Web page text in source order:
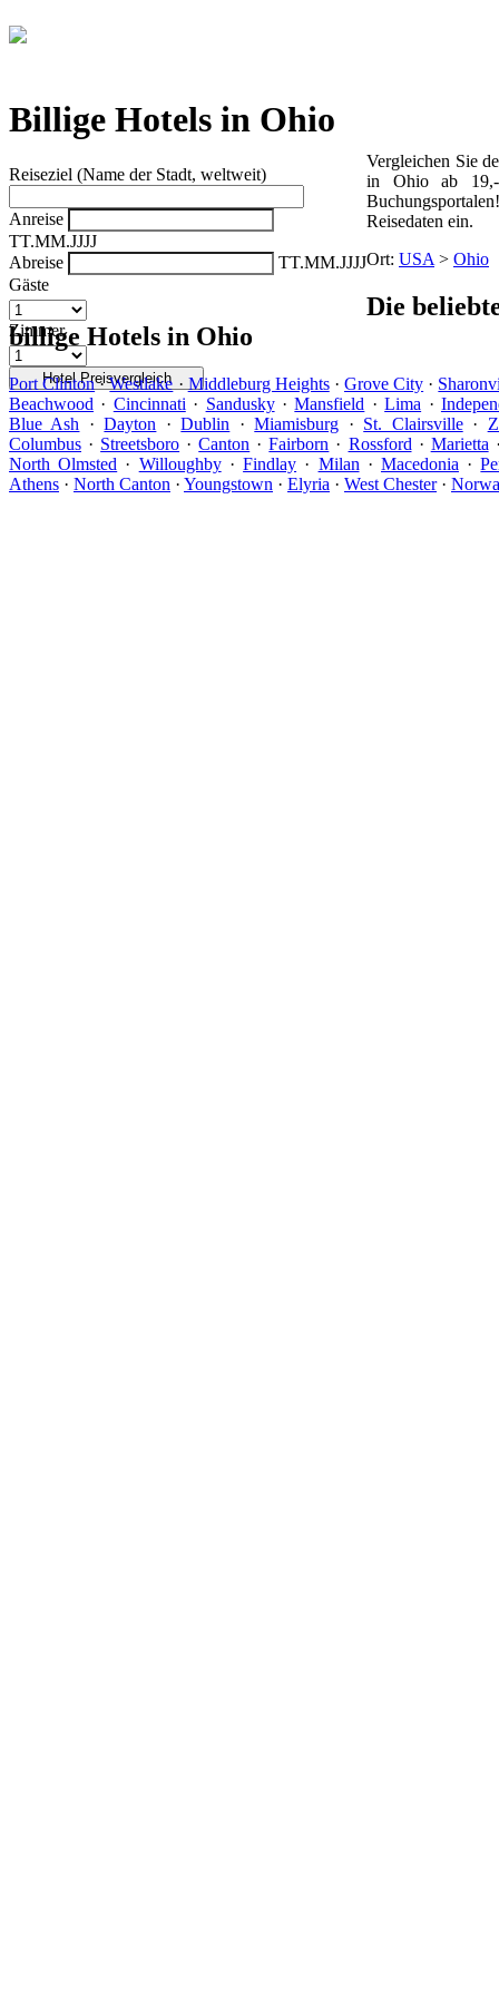
Billige Hotels in Ohio
Reiseziel (Name der Stadt, weltweit)
Anreise
TT.MM.JJJJ
Abreise
TT.MM.JJJJ
Gäste
Zimmer
Vergleichen Sie
in Ohio ab
Reisedaten ein.
Ort: USA > Ohio
Die
billige Hotels in Ohio
Port Clinton·Westlake · Middleburg Heights· Grove City ·
Beachwood · Cincinnati · Sandusky·Mansfield ·Lima ·
Blue Ash ·Dayton ·Dublin ·Miamisburg · St. Clairsville·
Columbus · Streetsboro ·Canton ·Fairborn · Rossford · Marietta
North Olmsted · Willoughby·Findlay · Milan · Macedonia ·
Athens · North Canton · Youngstown · Elyria · West Chester·